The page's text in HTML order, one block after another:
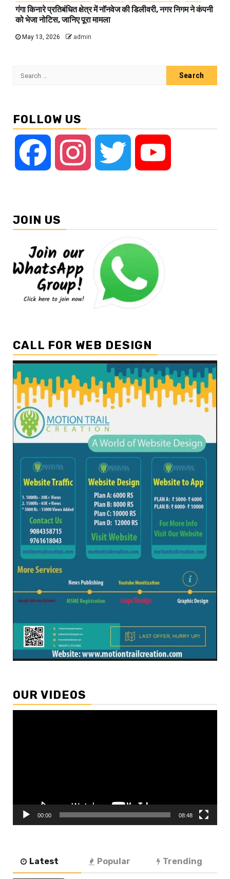
गंगा किनारे प्रतिबंधित क्षेत्र में नॉनवेज की डिलीवरी, नगर निगम ने कंपनी
को भेजा नोटिस, जानिए पूरा मामला
May 13, 2026 admin
Search
FOLLOW US
Facebook Instagram Twitter
JOIN US
CALL FOR WEB DESIGN
OUR VIDEOS
00:00 08:48
Latest Popular Trending